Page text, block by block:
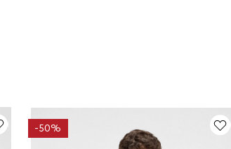
-50%